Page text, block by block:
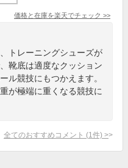
価格と在庫を楽天でチェック >>
トレーニングシューズが
靴底は適度なクッション
ル競技にもつかえます。
が極端に重くなる競技に
全てのおすすめコメント (1 件) >